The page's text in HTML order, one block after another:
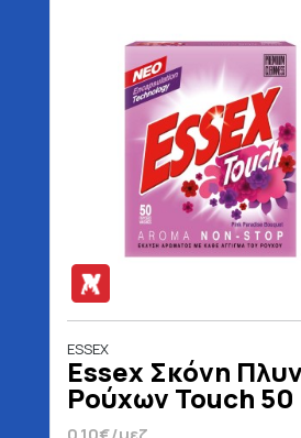
ESSEX
Essex Σκόνη
Ρούχων Touch 50
Μεζούρες 2.4 kg